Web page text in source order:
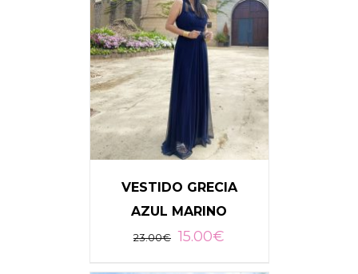
VESTIDO GRECIA
AZUL MARINO
23.00€ 15.00€